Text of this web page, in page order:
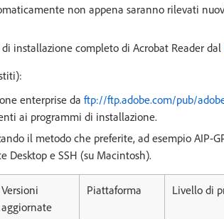
non appena saranno rilevati
installazione completo di Acrobat Reader dal
enterprise da ftp://ftp.adobe.com/pub/
ai programmi di installazione.
il metodo che preferite, ad esempio AIP-
Desktop e SSH (su Macintosh).
Versioni
aggiornate
Piattaforma Livello di